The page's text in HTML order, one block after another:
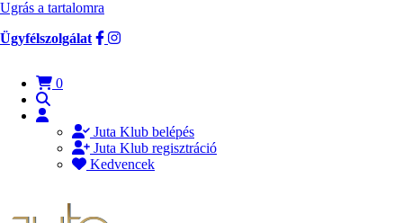
Ugrás a tartalomra
Ügyfélszolgálat
0
Juta Klub belépés
Juta Klub regisztráció
Kedvencek